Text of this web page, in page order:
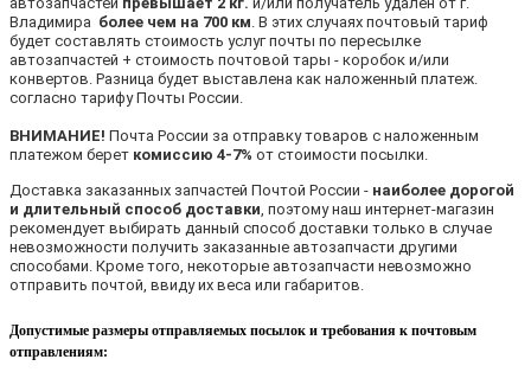
Владимира более чем на 700 км . В этих случаях почтовый тариф
будет составлять стоимость услуг почты по пересылке
автозапчастей + стоимость почтовой тары - коробок и/или
конвертов. Разница будет выставлена как наложенный платеж.
согласно тарифу Почты России.
ВНИМАНИЕ! Почта России за отправку товаров с наложенным
платежом берет комиссию 4-7% от стоимости посылки.
Доставка заказанных запчастей Почтой России - наиболее дорогой
и длительный способ доставки , поэтому наш интернет-магазин
рекомендует выбирать данный способ доставки только в случае
невозможности получить заказанные автозапчасти другими
способами. Кроме того, некоторые автозапчасти невозможно
отправить почтой, ввиду их веса или габаритов.
Допустимые размеры отправляемых посылок и требования к почтовым
отправлениям: